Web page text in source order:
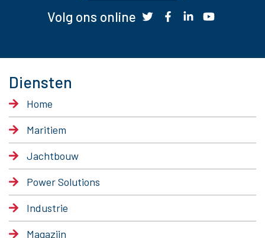
Volg ons online
Diensten
Home
Maritiem
Jachtbouw
Power Solutions
Industrie
Magazijn